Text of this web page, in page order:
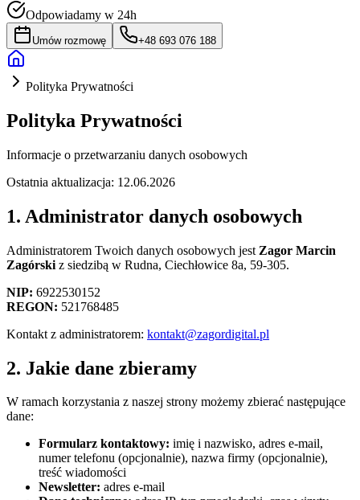
Odpowiadamy w 24h
Umów rozmowę +48 693 076 188
Polityka Prywatności
Polityka Prywatności
Informacje o przetwarzaniu danych osobowych
Ostatnia aktualizacja: 12.06.2026
1. Administrator danych osobowych
Administratorem Twoich danych osobowych jest Zagor Marcin
Zagórski z siedzibą w Rudna, Ciechłowice 8a, 59-305.
NIP: 6922530152
REGON: 521768485
Kontakt z administratorem: kontakt@zagordigital.pl
2. Jakie dane zbieramy
W ramach korzystania z naszej strony możemy zbierać następujące
dane:
Formularz kontaktowy: imię i nazwisko, adres e-mail,
numer telefonu (opcjonalnie), nazwa firmy (opcjonalnie),
treść wiadomości
Newsletter: adres e-mail